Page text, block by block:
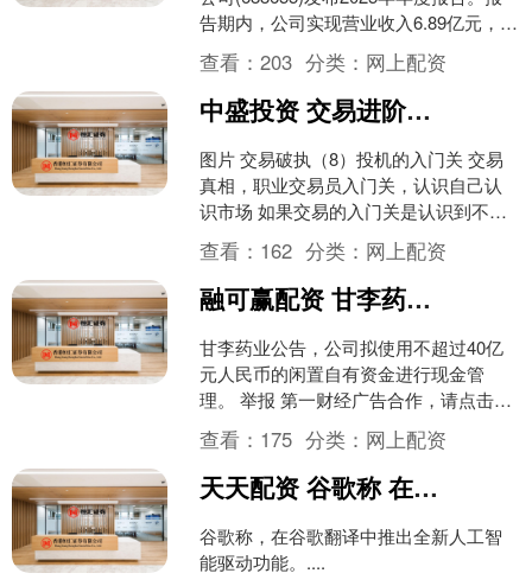
告期内，公司实现营业收入6.89亿元，同
比增长45.21%，主要得益于公司在....
查看：203 分类： 网上配资
中盛投资 交易进阶关，在成熟的泡沫里，读懂幻觉的代价
图片 交易破执（8）投机的入门关 交易
真相，职业交易员入门关，认识自己认
识市场 如果交易的入门关是认识到不确
定性，那么交易的进阶关，就是走出幻
觉，走向成熟 金融....
查看： 162 分类： 网上配资
融可赢配资 甘李药业：拟使用不超过40亿元闲置自有资金进行现金管理
甘李药业公告，公司拟使用不超过40亿
元人民币的闲置自有资金进行现金管
理。 举报 第一财经广告合作，请点击这
里此内容为第一财经原创，著作权归第
一财经所有。未经第一....
查看： 175 分类： 网上配资
天天配资 谷歌称 在谷歌翻译中推出全新人工智能驱动功能
谷歌称，在谷歌翻译中推出全新人工智
能驱动功能。....